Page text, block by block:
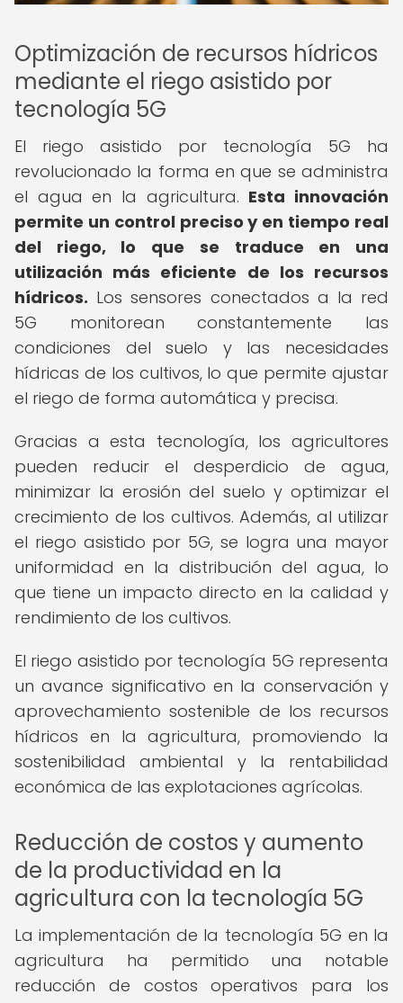
Optimización de recursos hídricos
mediante el riego asistido por
tecnología 5G
El riego asistido por tecnología 5G ha
revolucionado la forma en que se administra
el agua en la agricultura. Esta innovación
permite un control preciso y en tiempo real
del riego, lo que se traduce en una
utilización más eficiente de los recursos
hídricos. Los sensores conectados a la red
5G monitorean constantemente las
condiciones del suelo y las necesidades
hídricas de los cultivos, lo que permite ajustar
el riego de forma automática y precisa.
Gracias a esta tecnología, los agricultores
pueden reducir el desperdicio de agua,
minimizar la erosión del suelo y optimizar el
crecimiento de los cultivos. Además, al utilizar
el riego asistido por 5G, se logra una mayor
uniformidad en la distribución del agua, lo
que tiene un impacto directo en la calidad y
rendimiento de los cultivos.
El riego asistido por tecnología 5G representa
un avance significativo en la conservación y
aprovechamiento sostenible de los recursos
hídricos en la agricultura, promoviendo la
sostenibilidad ambiental y la rentabilidad
económica de las explotaciones agrícolas.
Reducción de costos y aumento
de la productividad en la
agricultura con la tecnología 5G
La implementación de la tecnología 5G en la
agricultura ha permitido una notable
reducción de costos operativos para los